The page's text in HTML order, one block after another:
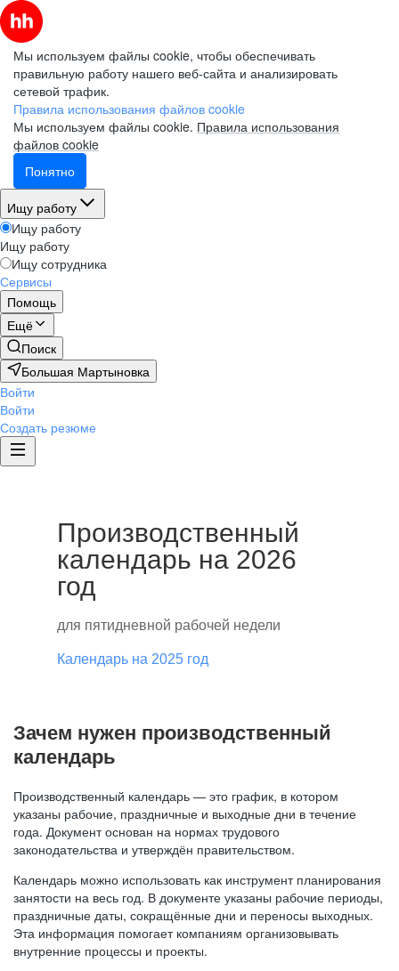
Мы используем файлы cookie, чтобы обеспечивать
правильную работу нашего веб-сайта и анализировать
сетевой трафик.
Правила использования файлов cookie
Мы используем файлы cookie. Правила использования
файлов cookie
Понятно
Ищу работу
Ищу работу
Ищу работу
Ищу сотрудника
Сервисы
Помощь
Ещё
Поиск
Большая Мартыновка
Войти
Войти
Создать резюме
Производственный
календарь на 2026
год
для пятидневной рабочей недели
Календарь на 2025 год
Зачем нужен производственный
календарь
Производственный календарь — это график, в котором
указаны рабочие, праздничные и выходные дни в течение
года. Документ основан на нормах трудового
законодательства и утверждён правительством.
Календарь можно использовать как инструмент планирования
занятости на весь год. В документе указаны рабочие периоды,
праздничные даты, сокращённые дни и переносы выходных.
Эта информация помогает компаниям организовывать
внутренние процессы и проекты.